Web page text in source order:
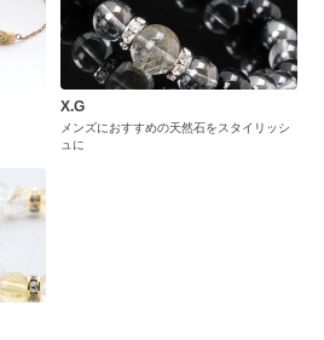
X.G
メンズにおすすめの天然石をスタイリッシ
ュに